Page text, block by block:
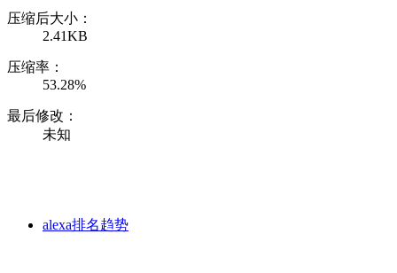
压缩后大小：
2.41KB
压缩率：
53.28%
最后修改：
未知
alexa排名趋势